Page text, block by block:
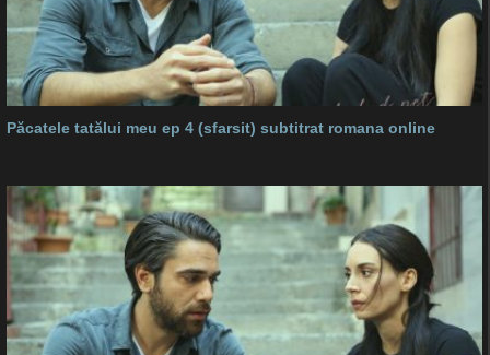
Păcatele tatălui meu ep 4 (sfarsit) subtitrat romana online